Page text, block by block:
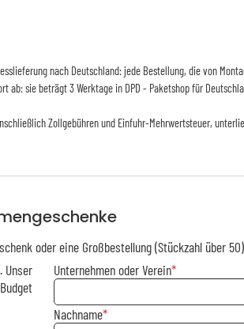
nach Deutschland: jede Bestellung, die von
sie beträgt 3 Werktage in DPD - Paketshop für
Zollgebühren und Einfuhr-Mehrwertsteuer,
oder eine Großbestellung (Stückzahl über
Unser
Unternehmen oder Verein
Nachname